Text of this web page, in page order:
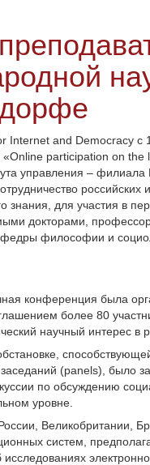
Internet and Democracy
participation on
управления –
знания, для участия в
докторами,
философии и
конференция была
более 80
научный интерес
(panels), было
по обсуждению
уровне.
Великобритании,
систем,
исследованиях